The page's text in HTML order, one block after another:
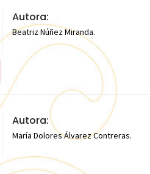
Autora:
Beatriz Núñez Miranda.
Autora:
María Dolores Álvarez Contreras.